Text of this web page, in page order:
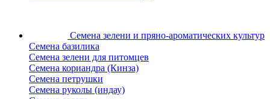
Семена зелени и пряно-ароматических культур
Семена базилика
Семена зелени для питомцев
Семена кориандра (Кинза)
Семена петрушки
Семена руколы (индау)